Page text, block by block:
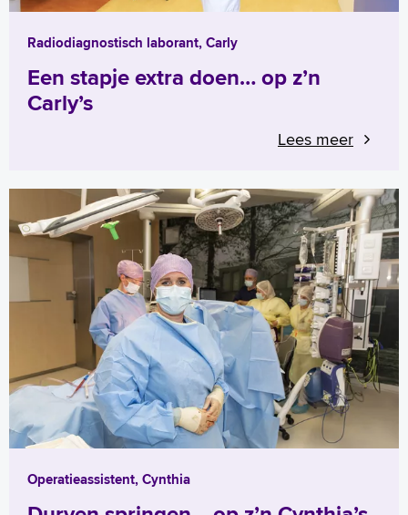
Radiodiagnostisch laborant, Carly
Een stapje extra doen… op z’n
Carly’s
Lees meer
Operatieassistent, Cynthia